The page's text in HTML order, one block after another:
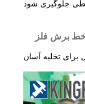
برای تخلیه آسان